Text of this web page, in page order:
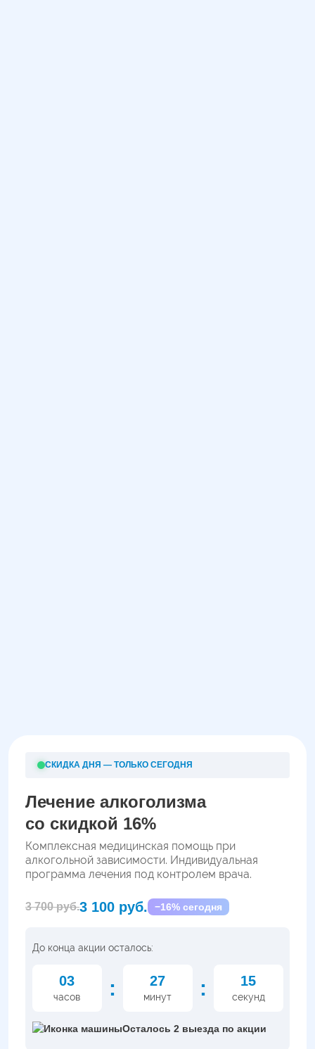
СКИДКА ДНЯ — ТОЛЬКО СЕГОДНЯ
Лечение алкоголизма
со скидкой 16%
Комплексная медицинская помощь при
алкогольной зависимости. Индивидуальная
программа лечения под контролем врача.
3 700 руб.3 100 руб. −16% сегодня
До конца акции осталось:
03
часов : 27
минут : 14
секунд
Осталось 2 выезда по акции